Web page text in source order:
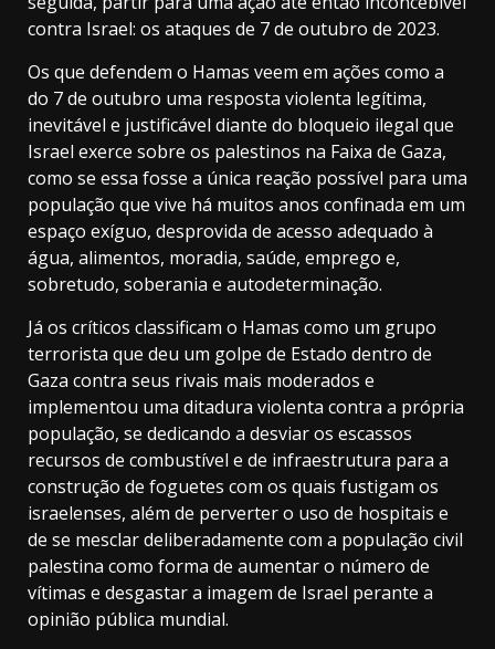
contra Israel: os ataques de 7 de outubro de 2023.
Os que defendem o Hamas veem em ações como a
do 7 de outubro uma resposta violenta legítima,
inevitável e justificável diante do bloqueio ilegal que
Israel exerce sobre os palestinos na Faixa de Gaza,
como se essa fosse a única reação possível para uma
população que vive há muitos anos confinada em um
espaço exíguo, desprovida de acesso adequado à
água, alimentos, moradia, saúde, emprego e,
sobretudo, soberania e autodeterminação.
Já os críticos classificam o Hamas como um grupo
terrorista que deu um golpe de Estado dentro de
Gaza contra seus rivais mais moderados e
implementou uma ditadura violenta contra a própria
população, se dedicando a desviar os escassos
recursos de combustível e de infraestrutura para a
construção de foguetes com os quais fustigam os
israelenses, além de perverter o uso de hospitais e
de se mesclar deliberadamente com a população civil
palestina como forma de aumentar o número de
vítimas e desgastar a imagem de Israel perante a
opinião pública mundial.